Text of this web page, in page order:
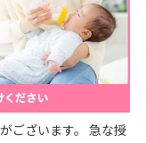
ございます。 急な授